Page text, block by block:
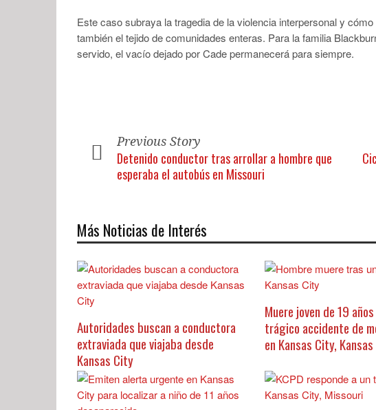
Este caso subraya la tragedia de la violencia interpersonal y
también el tejido de comunidades enteras. Para la familia
servido, el vacío dejado por Cade permanecerá para siempre.
Previous Story
Detenido conductor tras arrollar a hombre que
esperaba el autobús en Missouri
Más Noticias de Interés
Autoridades buscan a conductora
extraviada que viajaba desde
Kansas City
Muere joven de 19
trágico accidente de
en Kansas City, Kansas